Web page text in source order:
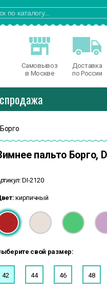
Самовывоз
в Москве
Доставка
по России
пальто Борго,
DI-2120
кирпичный
свой размер:
42 44 46 48